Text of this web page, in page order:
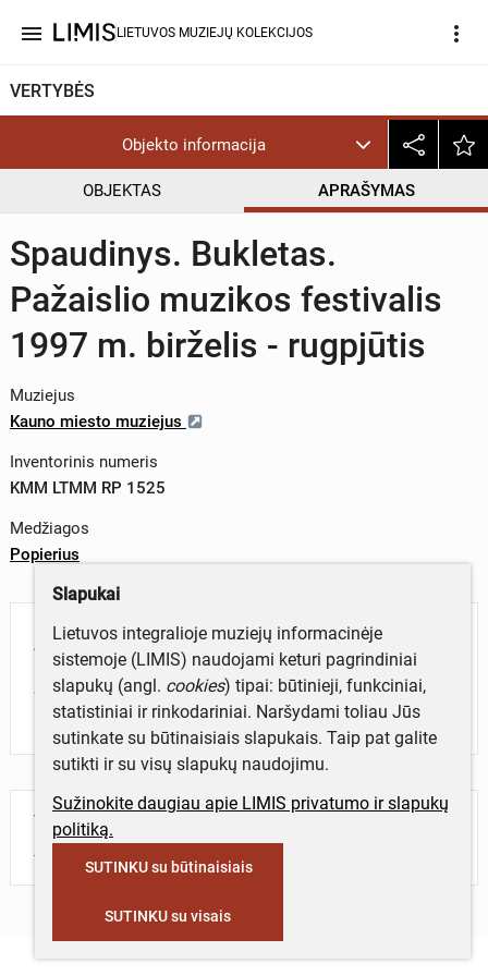
menu LIETUVOS MUZIEJŲ KOLEKCIJOS more_vert
VERTYBĖS
Objekto informacija
OBJEKTAS APRAŠYMAS
Spaudinys. Bukletas.
Pažaislio muzikos festivalis
1997 m. birželis - rugpjūtis
Muziejus
Kauno miesto muziejus
Inventorinis numeris
KMM LTMM RP 1525
Medžiagos
Popierius
Aprašymas
Spaudinys. Bukletas. Pažaislio muzikos festivalis
1997 m. birželis - rugpjūtis.
Turite daugiau informacijos apie objektą?
Parašykite mums!
Slapukai
Lietuvos integralioje muziejų informacinėje
sistemoje (LIMIS) naudojami keturi pagrindiniai
slapukų (angl. cookies) tipai: būtinieji, funkciniai,
statistiniai ir rinkodariniai. Naršydami toliau Jūs
sutinkate su būtinaisiais slapukais. Taip pat galite
sutikti ir su visų slapukų naudojimu.
Sužinokite daugiau apie LIMIS privatumo ir slapukų
politiką.
SUTINKU su būtinaisiais
SUTINKU su visais